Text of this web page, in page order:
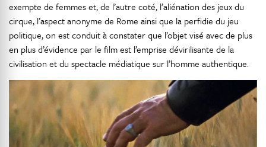
exempte de femmes et, de l’autre coté, l’aliénation des jeux du
cirque, l’aspect anonyme de Rome ainsi que la perfidie du jeu
politique, on est conduit à constater que l’objet visé avec de plus
en plus d’évidence par le film est l’emprise dévirilisante de la
civilisation et du spectacle médiatique sur l’homme authentique.